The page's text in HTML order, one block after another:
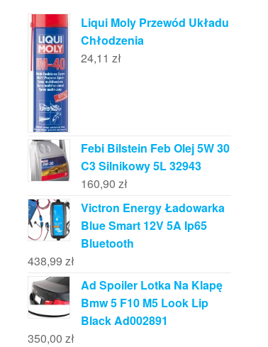
Liqui Moly Przewód Układu
Chłodzenia
24,11 zł
Febi Bilstein Feb Olej 5W 30
C3 Silnikowy 5L 32943
160,90 zł
Victron Energy Ładowarka
Blue Smart 12V 5A Ip65
Bluetooth
438,99 zł
Ad Spoiler Lotka Na Klapę
Bmw 5 F10 M5 Look Lip
Black Ad002891
350,00 zł